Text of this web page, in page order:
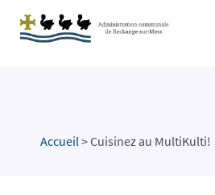
Accueil >Cuisinez au MultiKulti!